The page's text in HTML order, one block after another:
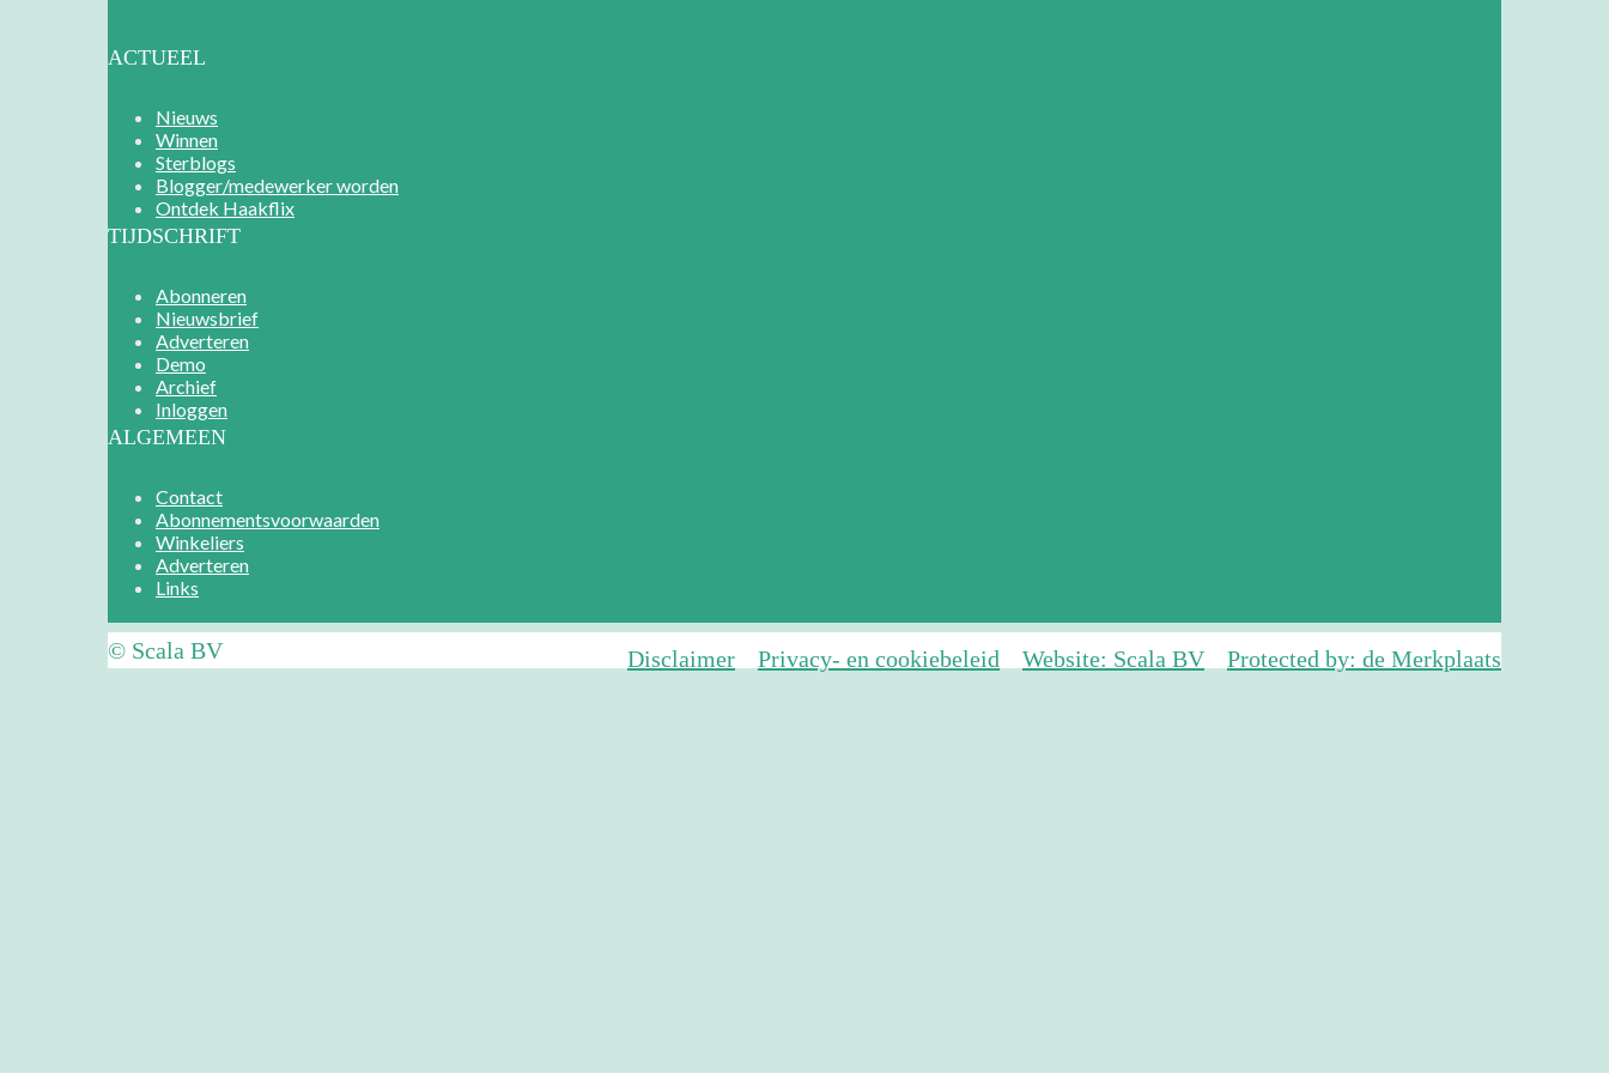
ACTUEEL
Nieuws
Winnen
Sterblogs
Blogger/medewerker worden
Ontdek Haakflix
TIJDSCHRIFT
Abonneren
Nieuwsbrief
Adverteren
Demo
Archief
Inloggen
ALGEMEEN
Contact
Abonnementsvoorwaarden
Winkeliers
Adverteren
Links
Disclaimer Privacy- en cookiebeleid Website: Scala BV Protected by: de Merkplaats
© Scala BV